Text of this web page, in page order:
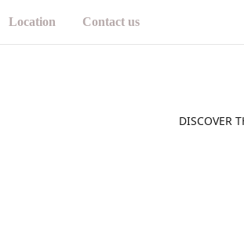
Location Contact us
DISCOVER